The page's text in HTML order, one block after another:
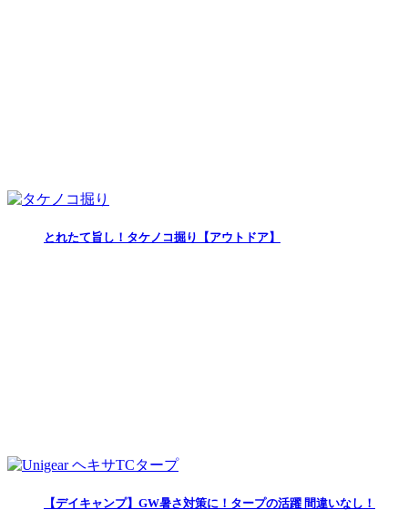
とれたて旨し！タケノコ掘り【アウトドア】
【デイキャンプ】GW暑さ対策に！タープの活躍 間違いなし！